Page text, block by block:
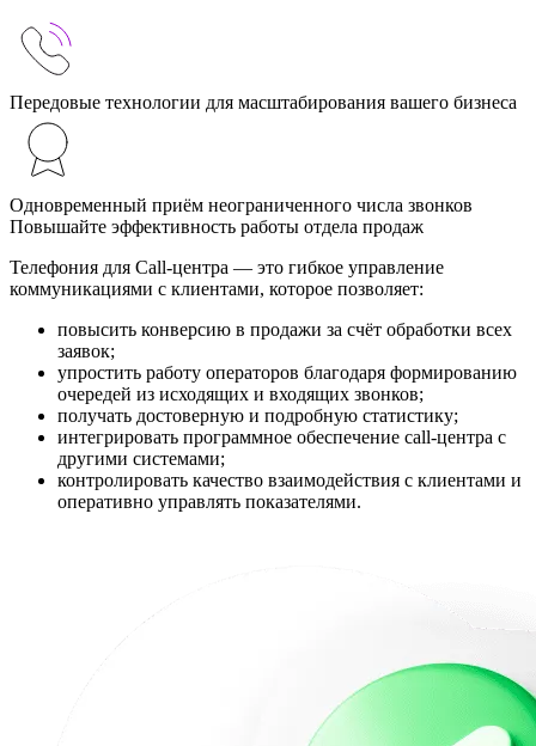
Передовые технологии для масштабирования вашего бизнеса
Одновременный приём неограниченного числа звонков
Повышайте эффективность работы отдела продаж
Телефония для Call-центра — это гибкое управление
коммуникациями с клиентами, которое позволяет:
повысить конверсию в продажи за счёт обработки всех
заявок;
упростить работу операторов благодаря формированию
очередей из исходящих и входящих звонков;
получать достоверную и подробную статистику;
интегрировать программное обеспечение call-центра с
другими системами;
контролировать качество взаимодействия с клиентами и
оперативно управлять показателями.